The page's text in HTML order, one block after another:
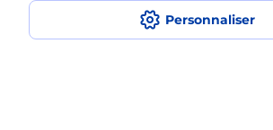
Personnaliser
Envoyer un petit colis au